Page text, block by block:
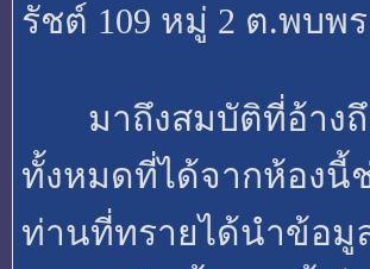
รัชต์ 109 หมู่ 2 ต.พบพ
มาถึงสมบัติที่อ้างถึ
ทั้งหมดที่ได้จากห้องนี้
ท่านที่ทรายได้นำข้อมู